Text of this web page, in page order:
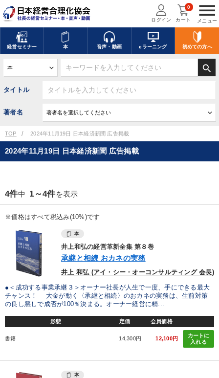
menu
メニュー
ログイン カート
0
経営セミナー 本 音声・動画 eラーニング 初めての方へ
search
タイトル
著者名
TOP 2024年11月19日 日本経済新聞 広告掲載
2024年11月19日 日本経済新聞 広告掲載
4件中 1～4件を表示
※価格はすべて税込み(10%)です
本
井上和弘の経営革新全集 第８巻
承継と相続 おカネの実務
井上 和弘 (アイ・シー・オーコンサルティング 会長)
●＜成功する事業承継３＞オーナー社長が人生で一度、手にできる最大
チャンス！ 大金が動く〈承継と相続〉のおカネの実務は、生前対策
の良し悪しで成否が100％決まる。オーナー経営に精...
形態 定価 会員価格
書籍 14,300円 12,100円
カートに
入れる
本